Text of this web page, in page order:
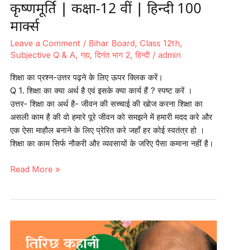
कृष्णमूर्ति | कक्षा-12 वीं | हिन्दी 100
मार्क्स
Leave a Comment / Bihar Board, Class 12th,
Subjective Q & A, गद्य, दिगंत भाग 2, हिन्दी / admin
शिक्षा का प्रश्न-उत्तर पढ़ने के लिए ऊपर क्लिक करें।
Q 1. शिक्षा का क्या अर्थ है एवं इसके क्या कार्य हैं ? स्पष्ट करें ।
उत्तर- शिक्षा का अर्थ है- जीवन की सच्चाई की खोज करना शिक्षा का
असली काम है की वो हमारे पूरे जीवन को समझने में हमारी मदद करे और
एक ऐसा माहौल बनाने के लिए प्रेरित करे जहाँ हर कोई स्वतंत्र हो ।
शिक्षा का काम सिर्फ नौकरी और व्यवसायों के जरिए पैसा कमाना नहीं है।
गद्य-13
उत्तर)
Read More »